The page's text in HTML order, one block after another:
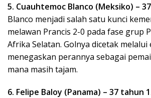
5. Cuauhtemoc Blanco (Meksiko) –
Blanco menjadi salah satu kunci
melawan Prancis 2-0 pada fase grup
Afrika Selatan. Golnya dicetak
menegaskan perannya sebagai
mana masih tajam.
6. Felipe Baloy (Panama) – 37 tahun